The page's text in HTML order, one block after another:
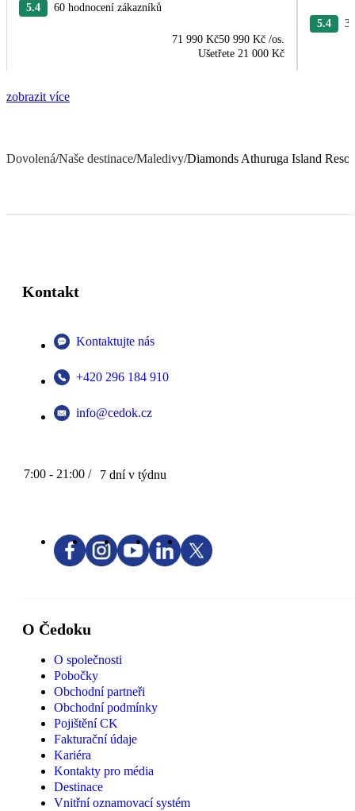
5.4 60 hodnocení zákazníků
71 990 Kč50 990 Kč /os.
Ušetřete 21 000 Kč
5.4
zobrazit více
Dovolená/Naše destinace/Maledivy/Diamonds Athuruga Island
Kontakt
Kontaktujte nás
+420 296 184 910
info@cedok.cz
7:00 - 21:00 / 7 dní v týdnu
O Čedoku
O společnosti
Pobočky
Obchodní partneři
Obchodní podmínky
Pojištění CK
Fakturační údaje
Kariéra
Kontakty pro média
Destinace
Vnitřní oznamovací systém